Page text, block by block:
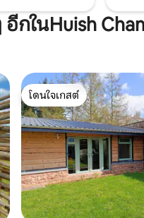
กในHuish
โดนใจเกสต์
โดนใจเกสต์